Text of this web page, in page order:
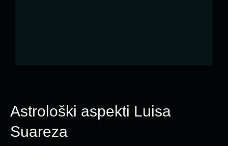
Astrološki aspekti Luisa
Suareza